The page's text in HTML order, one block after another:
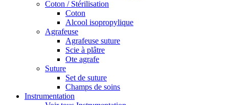
Coton / Stérilisation
Coton
Alcool isopropylique
Agrafeuse
Agrafeuse suture
Scie à plâtre
Ote agrafe
Suture
Set de suture
Champs de soins
Instrumentation